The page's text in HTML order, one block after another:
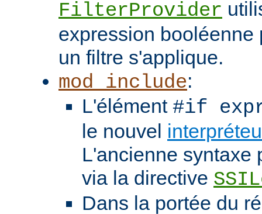
FilterProvider
expression booléenne
un filtre s'applique.
mod_include:
L'élément #if
le nouvel
L'ancienne syntaxe
via la directive
Dans la portée du